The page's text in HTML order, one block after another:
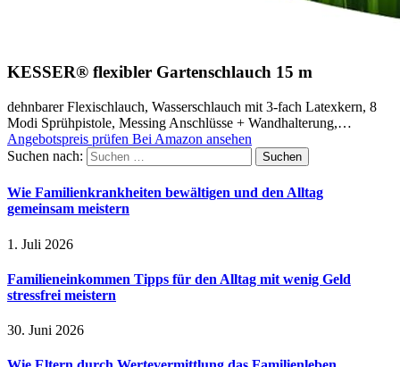
KESSER® flexibler Gartenschlauch 15 m
dehnbarer Flexischlauch, Wasserschlauch mit 3-fach Latexkern, 8
Modi Sprühpistole, Messing Anschlüsse + Wandhalterung,…
Angebotspreis prüfen Bei Amazon ansehen
Suchen nach:
Wie Familienkrankheiten bewältigen und den Alltag
gemeinsam meistern
1. Juli 2026
Familieneinkommen Tipps für den Alltag mit wenig Geld
stressfrei meistern
30. Juni 2026